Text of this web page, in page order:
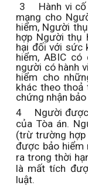
3
Hành vi
mạng cho
hiểm, Người
hợp Người thụ
hại đối với sức
hiểm, ABIC
người có hành
hiểm cho
khác theo thoả
chứng nhận
4
Người
của Tòa án.
(trừ trường hợp
được bảo hiểm
ra trong thời
là mất tích
luật.